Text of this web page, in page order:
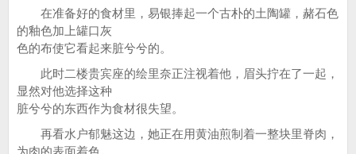
在准备好的食材里，易银捧起一个古朴的土陶罐，赭石色
的釉色加上罐口灰
色的布使它看起来脏兮兮的。
此时二楼贵宾座的绘里奈正注视着他，眉头拧在了一起，
显然对他选择这种
脏兮兮的东西作为食材很失望。
再看水户郁魅这边，她正在用黄油煎制着一整块里脊肉，
为肉的表面着色。